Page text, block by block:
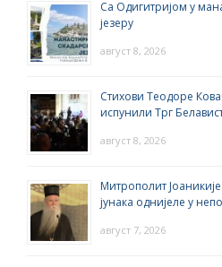
Са Одигитријом у
језеру
август 8, 2026
Стихови Теодоре
испунили Трг
август 8, 2026
Митрополит
јунака однијеле у
август 7, 2026